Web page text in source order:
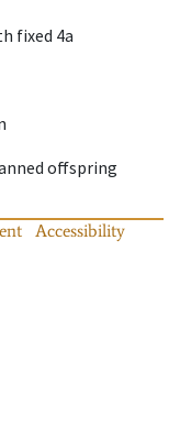
fixed 4a
offspring
Accessibility